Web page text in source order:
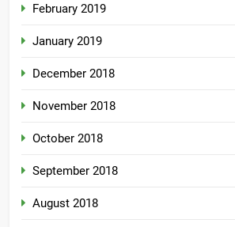
February 2019
January 2019
December 2018
November 2018
October 2018
September 2018
August 2018